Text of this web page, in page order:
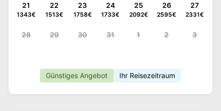
21
1343€
22
1513€
23
1758€
24
1733€
25
2092€
26
2595€
27
2331€
28 29 30 31 1 2 3
Günstiges Angebot Ihr Reisezeitraum